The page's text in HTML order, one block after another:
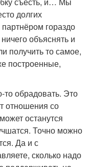
долгих
гораздо
объяснять и
получить то самое,
построенные,
то обрадовать. Это
отношения со
останутся
Точно можно
Да и с
сколько надо